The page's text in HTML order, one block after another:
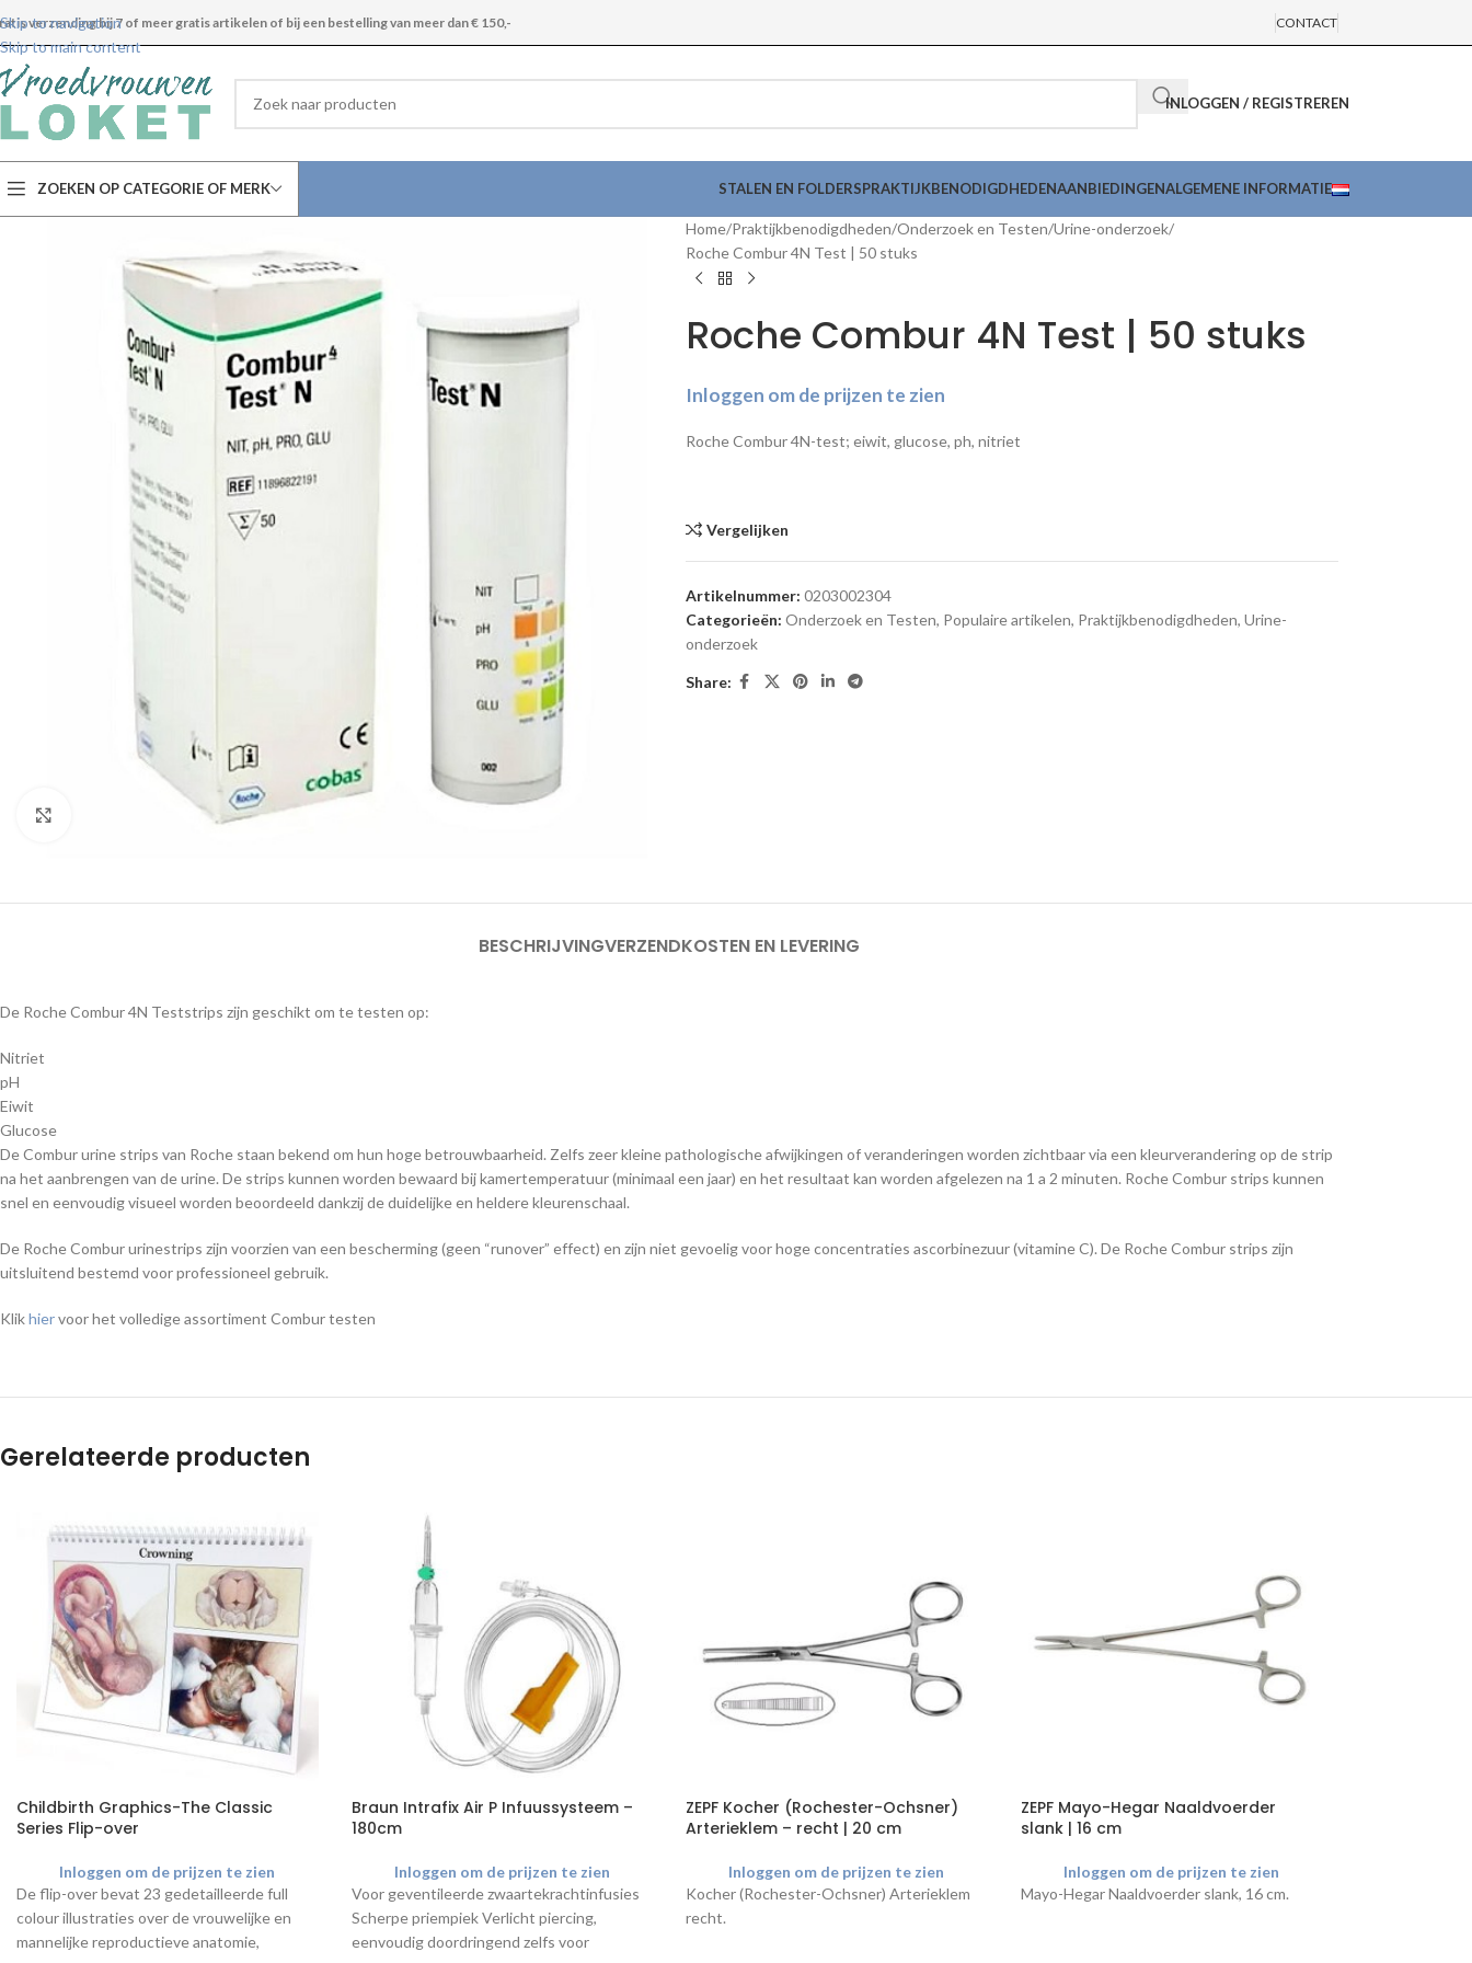
Skip to navigation
Skip to main content
verzending bij 7 of meer gratis artikelen of bij een bestelling van meer dan € 150,- CONTACT
INLOGGEN / REGISTREREN
ZOEKEN OP CATEGORIE OF MERK STALEN EN FOLDERSPRAKTIJKBENODIGDHEDENAANBIEDINGENALGEMENE INFORMATIE
Klik om te vergroten
Home Praktijkbenodigdheden Onderzoek en Testen Urine-onderzoek
Roche Combur 4N Test | 50 stuks
Roche Combur 4N Test | 50 stuks
Inloggen om de prijzen te zien
Roche Combur 4N-test; eiwit, glucose, ph, nitriet
Vergelijken
Artikelnummer: 0203002304
Categorieën: Onderzoek en Testen, Populaire artikelen, Praktijkbenodigdheden, Urine-
onderzoek
Share:
BESCHRIJVINGVERZENDKOSTEN EN LEVERING
De Roche Combur 4N Teststrips zijn geschikt om te testen op:
Nitriet
pH
Eiwit
Glucose
De Combur urine strips van Roche staan bekend om hun hoge betrouwbaarheid. Zelfs zeer kleine pathologische afwijkingen of veranderingen worden zichtbaar via een kleurverandering op de strip
na het aanbrengen van de urine. De strips kunnen worden bewaard bij kamertemperatuur (minimaal een jaar) en het resultaat kan worden afgelezen na 1 a 2 minuten. Roche Combur strips kunnen
snel en eenvoudig visueel worden beoordeeld dankzij de duidelijke en heldere kleurenschaal.
De Roche Combur urinestrips zijn voorzien van een bescherming (geen “runover” effect) en zijn niet gevoelig voor hoge concentraties ascorbinezuur (vitamine C). De Roche Combur strips zijn
uitsluitend bestemd voor professioneel gebruik.
Klikhiervoor het volledige assortiment Combur testen
Gerelateerde producten
Childbirth Graphics-The Classic
Series Flip-over
Inloggen om de prijzen te zien
De flip-over bevat 23 gedetailleerde full
colour illustraties over de vrouwelijke en
mannelijke reproductieve anatomie,
Braun Intrafix Air P Infuussysteem –
180cm
Inloggen om de prijzen te zien
Voor geventileerde zwaartekrachtinfusies
Scherpe priempiek Verlicht piercing,
eenvoudig doordringend zelfs voor
ZEPF Kocher (Rochester-Ochsner)
Arterieklem – recht | 20 cm
Inloggen om de prijzen te zien
Kocher (Rochester-Ochsner) Arterieklem
recht.
ZEPF Mayo-Hegar Naaldvoerder
slank | 16 cm
Inloggen om de prijzen te zien
Mayo-Hegar Naaldvoerder slank, 16 cm.